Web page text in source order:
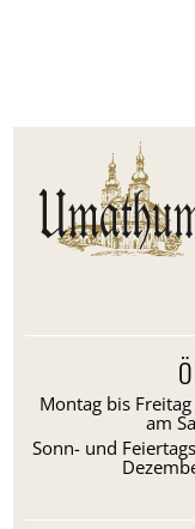
Montag bis
am
Sonn- und